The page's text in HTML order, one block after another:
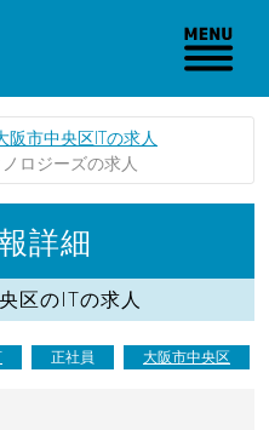
阪市中央区ITの求人
ロジーズの求人
詳細
区のITの求人
正社員 大阪市中央区